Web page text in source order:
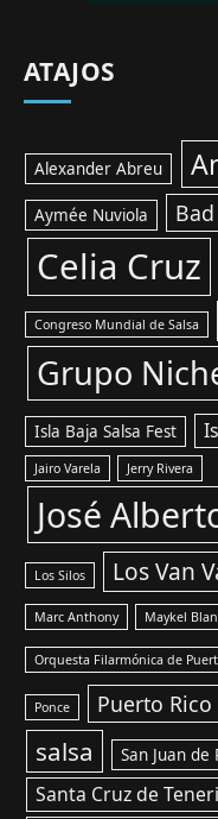
ATAJOS
Alexander Abreu
Aymée Nuviola
Celia Cruz
Congreso Mundial de Salsa
Grupo
Isla Baja Salsa Fest
Jairo Varela Jerry Rivera
José
Los Silos Los Van
Marc Anthony Maykel
Orquesta Filarmónica de
Ponce Puerto Rico
salsa San Juan de
Santa Cruz de